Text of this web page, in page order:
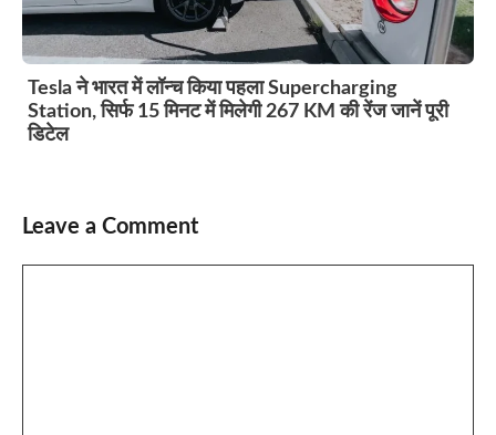
Tesla ने भारत में लॉन्च किया पहला Supercharging
Station, सिर्फ 15 मिनट में मिलेगी 267 KM की रेंज जानें पूरी
डिटेल
Leave a Comment